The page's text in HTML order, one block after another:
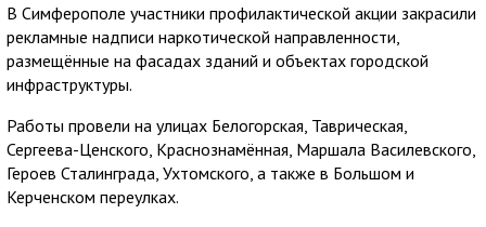
В Симферополе участники профилактической акции закрасили
рекламные надписи наркотической направленности,
размещённые на фасадах зданий и объектах городской
инфраструктуры.
Работы провели на улицах Белогорская, Таврическая,
Сергеева-Ценского, Краснознамённая, Маршала Василевского,
Героев Сталинграда, Ухтомского, а также в Большом и
Керченском переулках.